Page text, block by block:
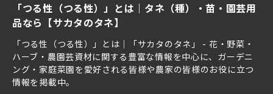
「つる性（つる性）」とは｜タネ（種）・苗・園芸用
品なら【サカタのタネ】
「つる性（つる性）」とは｜「サカタのタネ」 - 花・野菜・
ハーブ・農園芸資材に関する豊富な情報を中心に、ガーデニ
ング・家庭菜園を愛好される皆様や農家の皆様のお役に立つ
情報を掲載中。